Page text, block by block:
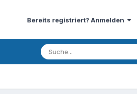
Bereits registriert? Anmelden